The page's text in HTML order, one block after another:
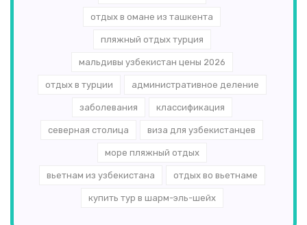
отдых в омане из ташкента
пляжный отдых турция
мальдивы узбекистан цены 2026
отдых в турции административное деление
заболевания классификация
северная столица виза для узбекистанцев
море пляжный отдых
вьетнам из узбекистана отдых во вьетнаме
купить тур в шарм-эль-шейх